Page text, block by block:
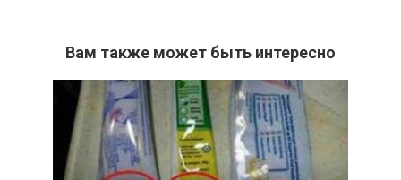
Вам также может быть интересно